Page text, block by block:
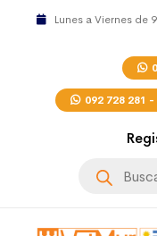
Lunes a Viernes de
092 728 281